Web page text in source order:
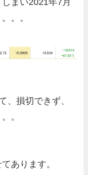
まい2021年7月
。。
、損切できず、
。
あります。